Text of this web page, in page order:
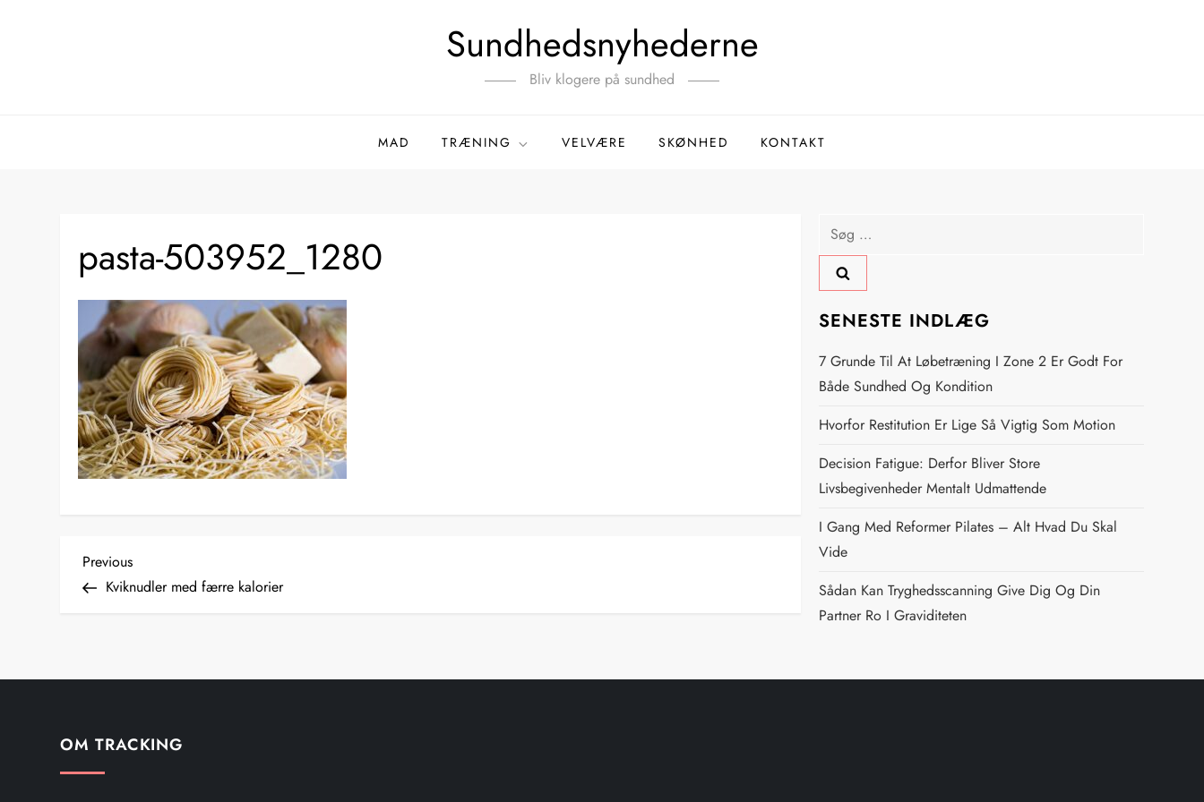
Sundhedsnyhederne
Bliv klogere på sundhed
MAD TRÆNING VELVÆRE SKØNHED KONTAKT
pasta-503952_1280
I
æ
g
Previous
Post
Previous
Kviknudler med færre kalorier
Søg
efter:
SENESTE INDLÆG
7 Grunde Til At Løbetræning I Zone 2 Er Godt For
Både Sundhed Og Kondition
Hvorfor Restitution Er Lige Så Vigtig Som Motion
Decision Fatigue: Derfor Bliver Store
Livsbegivenheder Mentalt Udmattende
I Gang Med Reformer Pilates – Alt Hvad Du Skal
Vide
Sådan Kan Tryghedsscanning Give Dig Og Din
Partner Ro I Graviditeten
OM TRACKING